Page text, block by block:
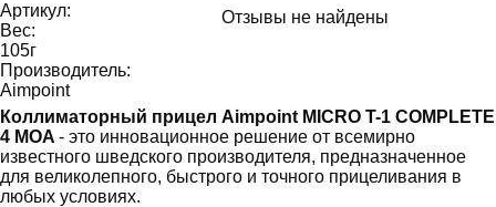
Артикул:
Вес:
105г
Производитель:
Aimpoint
Отзывы не найдены
Коллиматорный прицел Aimpoint MICRO T-1 COMPLETE
4 MOA- это инновационное решение от всемирно
известного шведского производителя, предназначенное
для великолепного, быстрого и точного прицеливания в
любых условиях.